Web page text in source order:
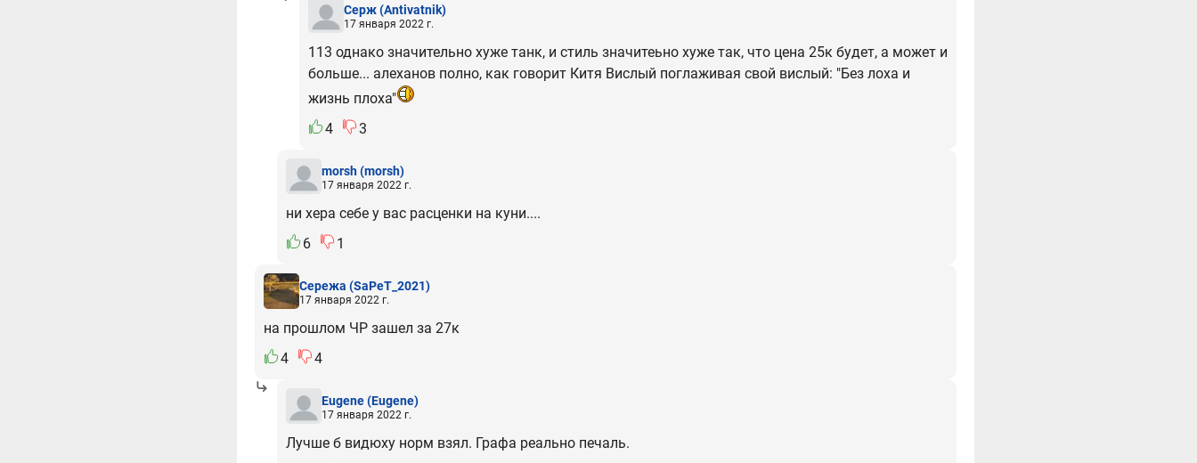
Серж(Antivatnik)
17 января 2022 г.
113 однако значительно хуже танк, и стиль значитеьно хуже так, что цена 25к будет, а может и
больше... алеханов полно, как говорит Китя Вислый поглаживая свой вислый: "Без лоха и
жизнь плоха"
4
3
morsh(morsh)
17 января 2022 г.
ни хера себе у вас расценки на куни....
6
1
Сережа (SaPeT_2021)
17 января 2022 г.
на прошлом ЧР зашел за 27к
4
4
Eugene(Eugene)
17 января 2022 г.
Лучше б видюху норм взял. Графа реально печаль.